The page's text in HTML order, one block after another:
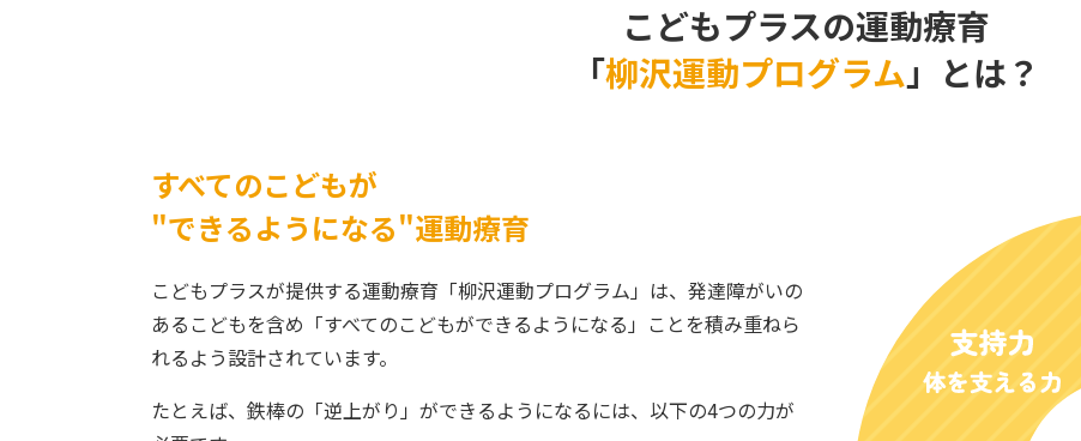
こどもプラスの運動療育
「柳沢運動プログラム」とは？
すべてのこどもが
"できるようになる"運動療育
こどもプラスが提供する運動療育「柳沢運動プログラム」は、発達障がいの
あるこどもを含め「すべてのこどもができるようになる」ことを積み重ねら
れるよう設計されています。
たとえば、鉄棒の「逆上がり」ができるようになるには、以下の4つの力が